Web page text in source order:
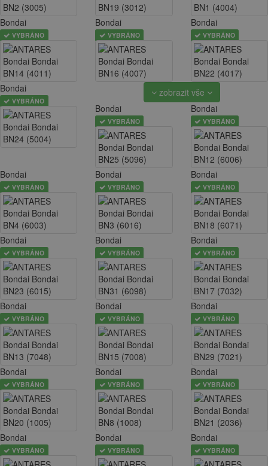
Bondai
VYBRÁNO
Bondai
VYBRÁNO
Bondai
VYBRÁNO
Bondai
VYBRÁNO
zobrazit vše
Bondai
VYBRÁNO
Bondai
VYBRÁNO
Bondai
VYBRÁNO
Bondai
VYBRÁNO
Bondai
VYBRÁNO
Bondai
VYBRÁNO
Bondai
VYBRÁNO
Bondai
VYBRÁNO
Bondai
VYBRÁNO
Bondai
VYBRÁNO
Bondai
VYBRÁNO
Bondai
VYBRÁNO
Bondai
VYBRÁNO
Bondai
VYBRÁNO
Bondai
VYBRÁNO
Bondai
VYBRÁNO
Bondai
VYBRÁNO